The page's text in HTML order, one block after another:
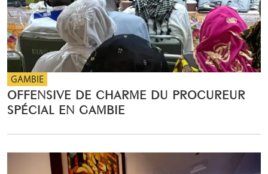
GAMBIE
OFFENSIVE DE CHARME DU PROCUREUR
SPÉCIAL EN GAMBIE